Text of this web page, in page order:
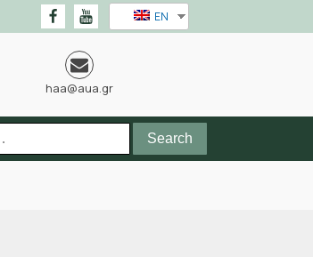
EN
haa@aua.gr